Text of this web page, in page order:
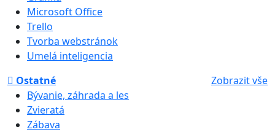
Microsoft Office
Trello
Tvorba webstránok
Umelá inteligencia
Ostatné
Zobrazit vše
Bývanie, záhrada a les
Zvieratá
Zábava